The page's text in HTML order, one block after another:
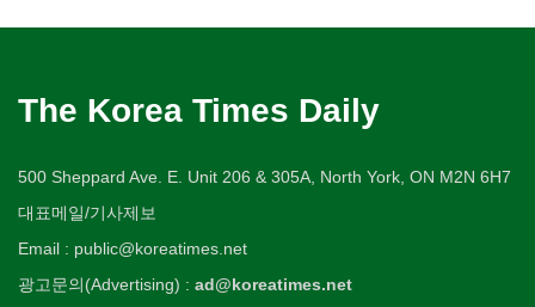
The Korea Times Daily
500 Sheppard Ave. E. Unit 206 & 305A, North York, ON M2N 6H7
대표메일/기사제보
Email : public@koreatimes.net
광고문의(Advertising) : ad@koreatimes.net